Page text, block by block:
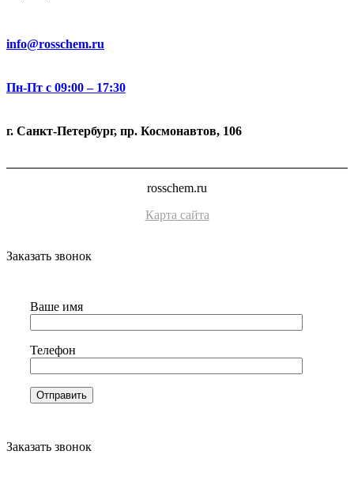
info@rosschem.ru
Пн-Пт с 09:00 – 17:30
г. Санкт-Петербург, пр. Космонавтов, 106
rosschem.ru
Карта сайта
Заказать звонок
Ваше имя
Телефон
Заказать звонок